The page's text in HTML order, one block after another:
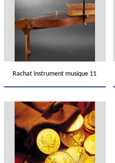
Rachat instrument musique 11